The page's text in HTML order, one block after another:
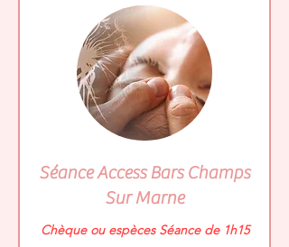
Séance Access Bars Champs
Sur Marne
Chèque ou espèces Séance de 1h15